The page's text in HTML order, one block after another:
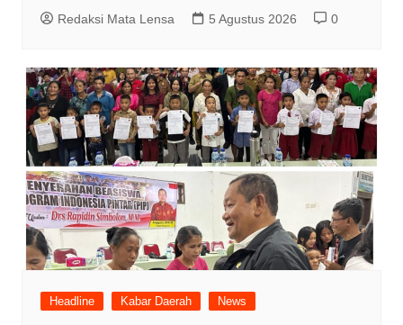
Redaksi Mata Lensa 5 Agustus 2026 0
Headline Kabar Daerah News